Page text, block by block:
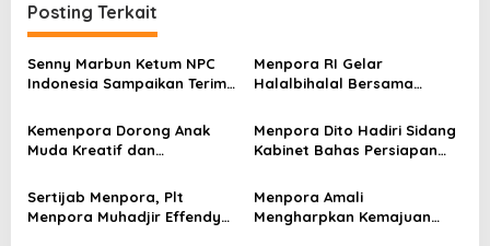
g
a
s
i
p
s
Posting Terkait
Senny Marbun Ketum NPC
Indonesia Sampaikan Terima
Atas Dukungan Penuhnya
Menpora RI Gelar
Halalbihalal Bersama
Kemenpora Dorong Anak
Muda Kreatif dan
Internasional
Menpora Dito Hadiri Sidang
Kabinet Bahas Persiapan
Sertijab Menpora, Plt
Menpora Muhadjir Effendy
Menpora Amali
Mengharpkan Kemajuan